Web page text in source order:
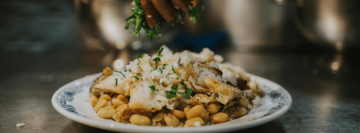
Kamagra
Portugal
sem
receita.